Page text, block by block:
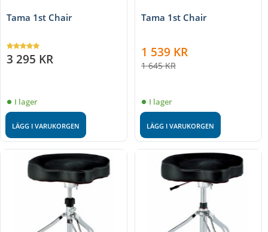
Tama 1st Chair
3 295 KR
I lager
LÄGG I VARUKORGEN
Tama 1st Chair
1 539 KR
1 645KR
I lager
LÄGG I VARUKORGEN